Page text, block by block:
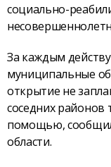
социально-
За каждым
муниципальные
открытие не
соседних районов
помощью,
области.